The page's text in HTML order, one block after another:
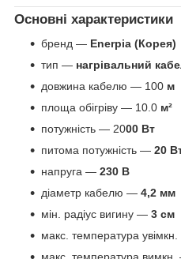
Основні характеристики
бренд — Enerpia (Корея)
тип — нагрівальний
довжина кабелю — 100 м
площа обігріву — 10.0 м²
потужність — 2000 Вт
питома потужність — 20
напруга — 230 В
діаметр кабелю — 4,2 мм
мін. радіус вигину — 3 см
макс. температура